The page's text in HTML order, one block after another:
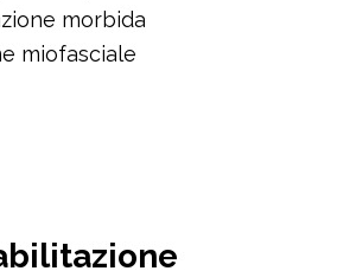
morbida
miofasciale